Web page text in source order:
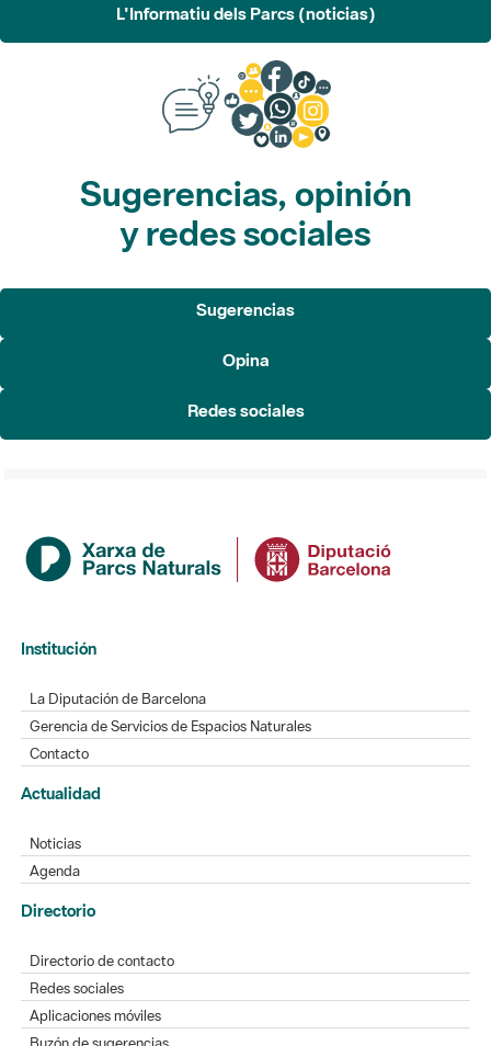
L'Informatiu dels Parcs (noticias)
Sugerencias, opinión
y redes sociales
Sugerencias
Opina
Redes sociales
Institución
La Diputación de Barcelona
Gerencia de Servicios de Espacios Naturales
Contacto
Actualidad
Noticias
Agenda
Directorio
Directorio de contacto
Redes sociales
Aplicaciones móviles